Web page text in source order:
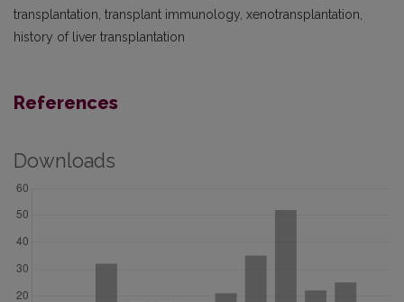
transplantation, transplant immunology, xenotransplantation,
history of liver transplantation
References
Downloads